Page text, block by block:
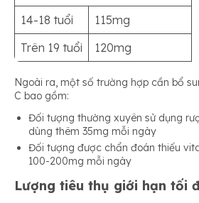
14-18 tuổi
115mg
Trên 19 tuổi
120mg
Ngoài ra, một số trường hợp cần bổ
C bao gồm:
Đối tượng thường xuyên sử dụng
dùng thêm 35mg mỗi ngày
Đối tượng được chẩn đoán thiếu
100-200mg mỗi ngày
Lượng tiêu thụ giới hạn tối